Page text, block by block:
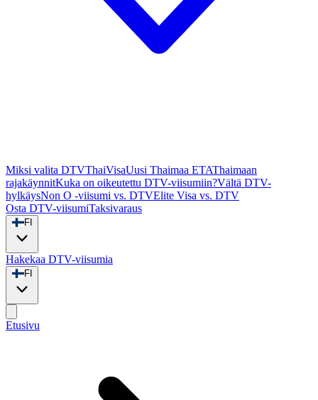
Miksi valita DTVThaiVisaUusi Thaimaa ETAThaimaan
rajakäynnitKuka on oikeutettu DTV-viisumiin?Vältä DTV-
hylkäysNon O -viisumi vs. DTVElite Visa vs. DTV
Osta DTV-viisumiTaksivaraus
FI
Hakekaa DTV-viisumia
FI
Etusivu